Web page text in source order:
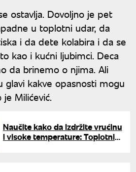
ostavlja. Dovoljno je pet
u toplotni udar, da
i da dete kolabira i da se
kao i kućni ljubimci. Deca
da brinemo o njima. Ali
kakve opasnosti mogu
Milićević.
Naučite kako da izdržite vrućinu
i visoke temperature: Toplotni